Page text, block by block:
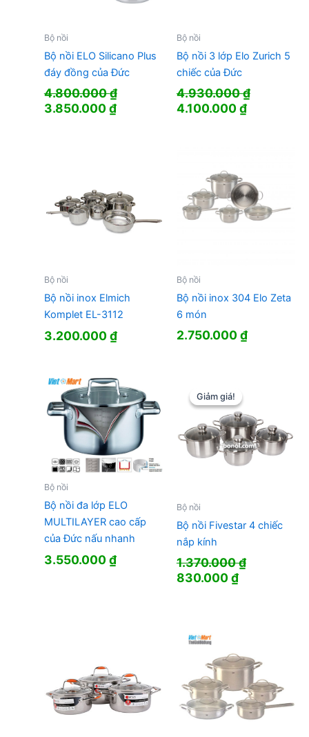
Bộ nồi
Bộ nồi ELO Silicano Plus
đáy đồng của Đức
4.800.000₫
Giá
3.850.000₫Giá
Bộ nồi
Bộ nồi 3 lớp Elo Zurich 5
chiếc của Đức
4.930.000₫
Giá
4.100.000₫Giá
Bộ nồi
Bộ nồi inox Elmich
Komplet EL-3112
3.200.000₫
Bộ nồi
Bộ nồi inox 304 Elo Zeta
6 món
2.750.000₫
Bộ nồi
Bộ nồi đa lớp ELO
MULTILAYER cao cấp
của Đức nấu nhanh
3.550.000₫
Giảm giá!
Giảm giá!
Bộ nồi
Bộ nồi Fivestar 4 chiếc
nắp kính
1.370.000₫
Giá
830.000₫Giá